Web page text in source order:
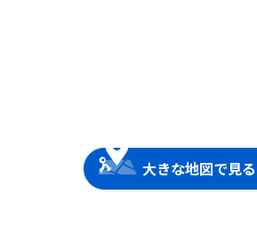
大きな地図で見る